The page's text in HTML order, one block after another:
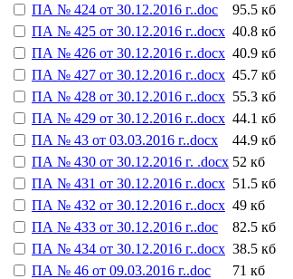
ПА № 424 от 30.12.2016 г..doc
95.5 кб
ПА № 425 от 30.12.2016 г..docx 40.8 кб
ПА № 426 от 30.12.2016 г..docx 40.9 кб
ПА № 427 от 30.12.2016 г..docx 45.7 кб
ПА № 428 от 30.12.2016 г..docx 55.3 кб
ПА № 429 от 30.12.2016 г..docx 44.1 кб
ПА № 43 от 03.03.2016 г..docx
44.9 кб
ПА № 430 от 30.12.2016 г. .docx 52 кб
ПА № 431 от 30.12.2016 г..docx 51.5 кб
ПА № 432 от 30.12.2016 г..docx 49 кб
ПА № 433 от 30.12.2016 г..doc
82.5 кб
ПА № 434 от 30.12.2016 г..docx 38.5 кб
ПА № 46 от 09.03.2016 г..doc
71 кб